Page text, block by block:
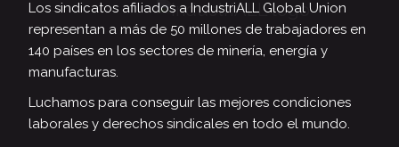
Los sindicatos afiliados a IndustriALL Global Union
representan a más de 50 millones de trabajadores en
140 países en los sectores de minería, energía y
manufacturas.
Luchamos para conseguir las mejores condiciones
laborales y derechos sindicales en todo el mundo.